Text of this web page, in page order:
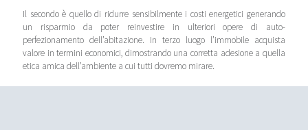
Il secondo è quello di ridurre sensibilmente i costi energetici generando
un risparmio da poter reinvestire in ulteriori opere di auto-
perfezionamento dell’abitazione. In terzo luogo l’immobile acquista
valore in termini economici, dimostrando una corretta adesione a quella
etica amica dell’ambiente a cui tutti dovremo mirare.